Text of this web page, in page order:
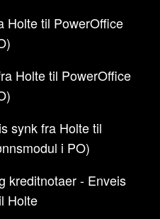
Holte til PowerOffice
Holte til PowerOffice
synk fra Holte til
i PO)
kreditnotaer - Enveis
Holte